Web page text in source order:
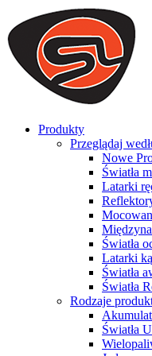
We use cookies to ensure
you a better experience. To
ACCEPT AND CLOSE
Produkty
Przeglądaj
Nowe
Światła
Latarki
Światła
Latarki
Światła
Światła
Rodzaje
Światła